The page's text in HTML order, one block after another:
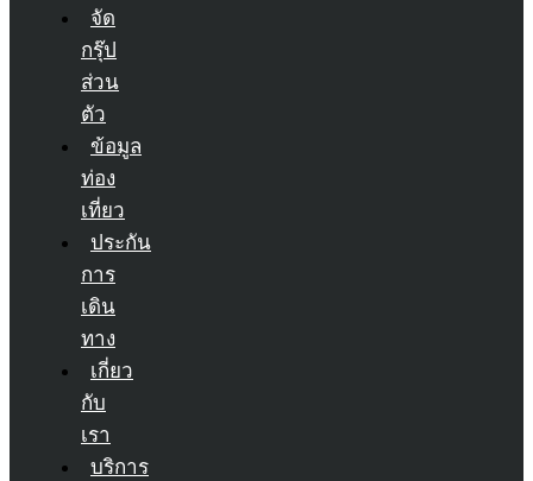
จัด
กรุ๊ป
ส่วน
ตัว
ข้อมูล
ท่อง
เที่ยว
ประกัน
การ
เดิน
ทาง
เกี่ยว
กับ
เรา
บริการ